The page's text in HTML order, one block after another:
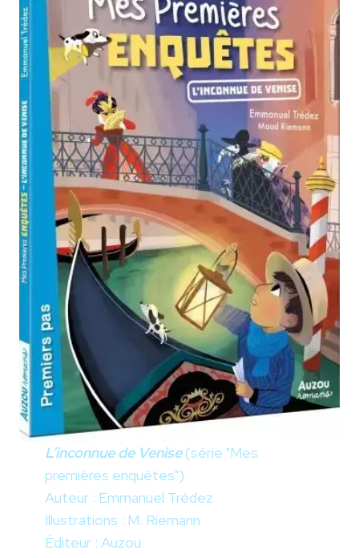
L’inconnue de Venise(série "Mes
premières enquêtes")
Auteur : Emmanuel Trédez
Illustrations : M. Riemann
Éditeur : Auzou